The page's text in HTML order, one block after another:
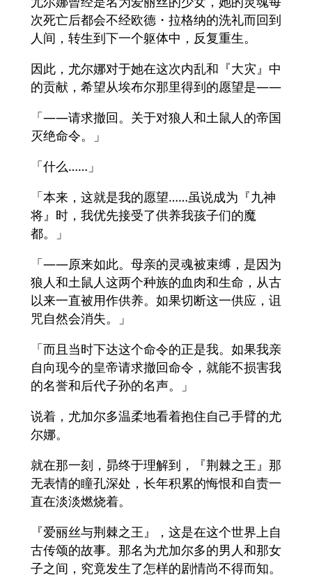
次死亡后都会不经欧德・拉格纳的洗礼而回到
人间，转生到下一个躯体中，反复重生。
因此，尤尔娜对于她在这次内乱和『大灾』中
的贡献，希望从埃布尔那里得到的愿望是——
「——请求撤回。关于对狼人和土鼠人的帝国
灭绝命令。」
「什么……」
「本来，这就是我的愿望……虽说成为『九神
将』时，我优先接受了供养我孩子们的魔
都。」
「——原来如此。母亲的灵魂被束缚，是因为
狼人和土鼠人这两个种族的血肉和生命，从古
以来一直被用作供养。如果切断这一供应，诅
咒自然会消失。」
「而且当时下达这个命令的正是我。如果我亲
自向现今的皇帝请求撤回命令，就能不损害我
的名誉和后代子孙的名声。」
说着，尤加尔多温柔地看着抱住自己手臂的尤
尔娜。
就在那一刻，昴终于理解到，『荆棘之王』那
无表情的瞳孔深处，长年积累的悔恨和自责一
直在淡淡燃烧着。
『爱丽丝与荆棘之王』，这是在这个世界上自
古传颂的故事。那名为尤加尔多的男人和那女
子之间，究竟发生了怎样的剧情尚不得而知。